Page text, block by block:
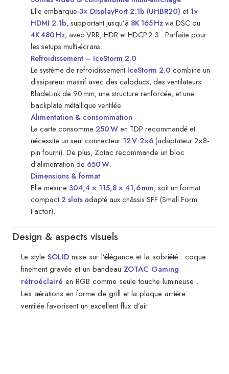
Elle embarque 3× DisplayPort 2.1b (UHBR20) et 1×
HDMI 2.1b, supportant jusqu’à 8K 165 Hzvia DSC ou
4K 480 Hz, avec VRR, HDR et HDCP 2.3 . Parfaite pour
les setups multi-écrans.
Refroidissement – IceStorm 2.0
Le système de refroidissement IceStorm 2.0 combine un
dissipateur massif avec des caloducs, des ventilateurs
BladeLink de 90 mm, une structure renforcée, et une
backplate métallique ventilée.
Alimentation & consommation
La carte consomme 250 Wen TDP recommandé et
nécessite un seul connecteur 12 V‑2×6(adaptateur 2×8-
pin fourni). De plus, Zotac recommande un bloc
d’alimentation de 650 W.
Dimensions & format
Elle mesure 304,4 × 115,8 × 41,6 mm, soit un format
compact2 slotsadapté aux châssis SFF (Small Form
Factor).
Design & aspects visuels
Le style SOLID mise sur l’élégance et la sobriété : coque
finement gravée et un bandeau ZOTAC Gaming
rétroéclairé en RGB comme seule touche lumineuse .
Les aérations en forme de grill et la plaque arrière
ventilée favorisent un excellent flux d’air